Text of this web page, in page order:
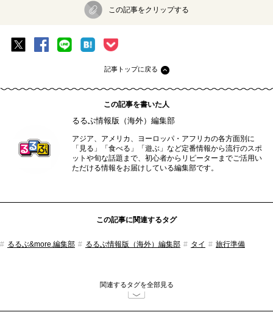
この記事をクリップする
記事トップに戻る
この記事を書いた人
るるぶ情報版（海外）編集部
アジア、アメリカ、ヨーロッパ・アフリカの各方面別に
「見る」「食べる」「遊ぶ」など定番情報から流行のスポ
ットや旬な話題まで、初心者からリピーターまでご活用い
ただける情報をお届けしている編集部です。
この記事に関連するタグ
るるぶ&more.編集部 るるぶ情報版（海外）編集部 タイ 旅行準備
関連するタグを全部見る